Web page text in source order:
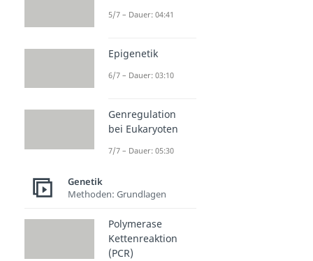
5/7 – Dauer: 04:41
Epigenetik
6/7 – Dauer: 03:10
Genregulation
bei Eukaryoten
7/7 – Dauer: 05:30
Genetik
Methoden: Grundlagen
Polymerase
Kettenreaktion
(PCR)